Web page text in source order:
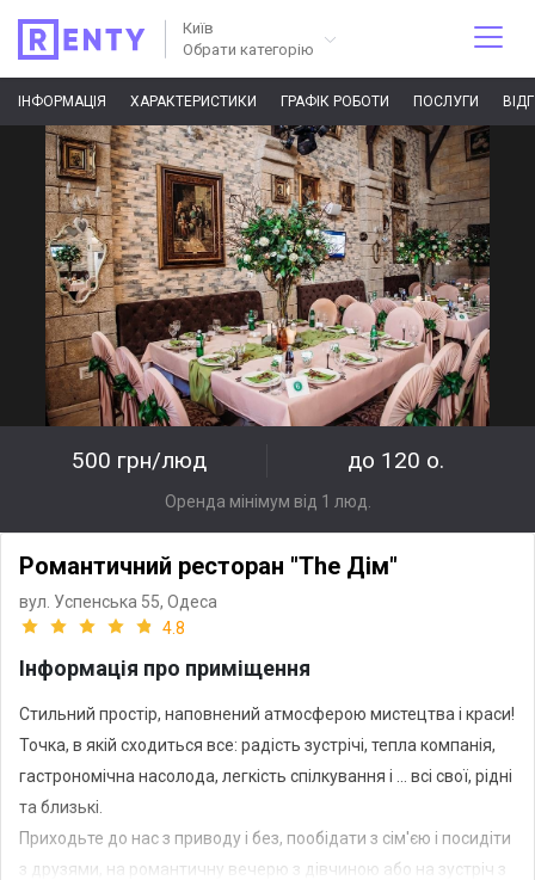
Київ
Обрати категорію
ІНФОРМАЦІЯ ХАРАКТЕРИСТИКИ ГРАФІК РОБОТИ ПОСЛУГИ
500 грн/люд до 120 о.
Оренда мінімум від 1 люд.
Романтичний ресторан "The Дім"
вул. Успенська 55, Одеса
4.8
Інформація про приміщення
Стильний простір, наповнений атмосферою мистецтва і краси!
Точка, в якій сходиться все: радість зустрічі, тепла компанія,
гастрономічна насолода, легкість спілкування і ... всі свої, рідні
та близькі.
Приходьте до нас з приводу і без, пообідати з сім'єю і посидіти
з друзями, на романтичну вечерю з дівчиною або на зустріч з